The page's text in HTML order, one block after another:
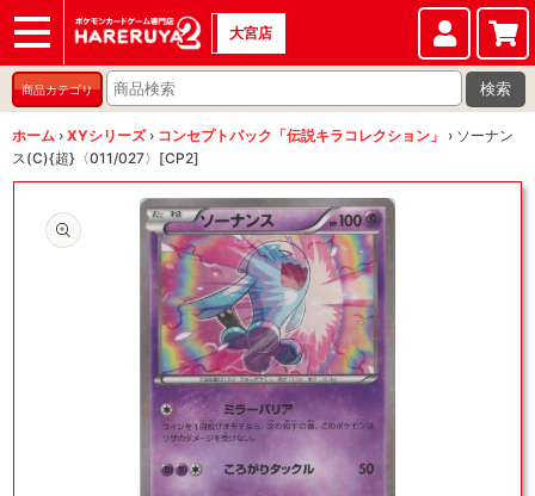
ショップ
店頭買取
店舗
イベント
大宮店
商品カテゴリ 検索
ホーム › XYシリーズ › コンセプトパック「伝説キラコレクション」 › ソーナン
ス(C){超}〈011/027〉[CP2]